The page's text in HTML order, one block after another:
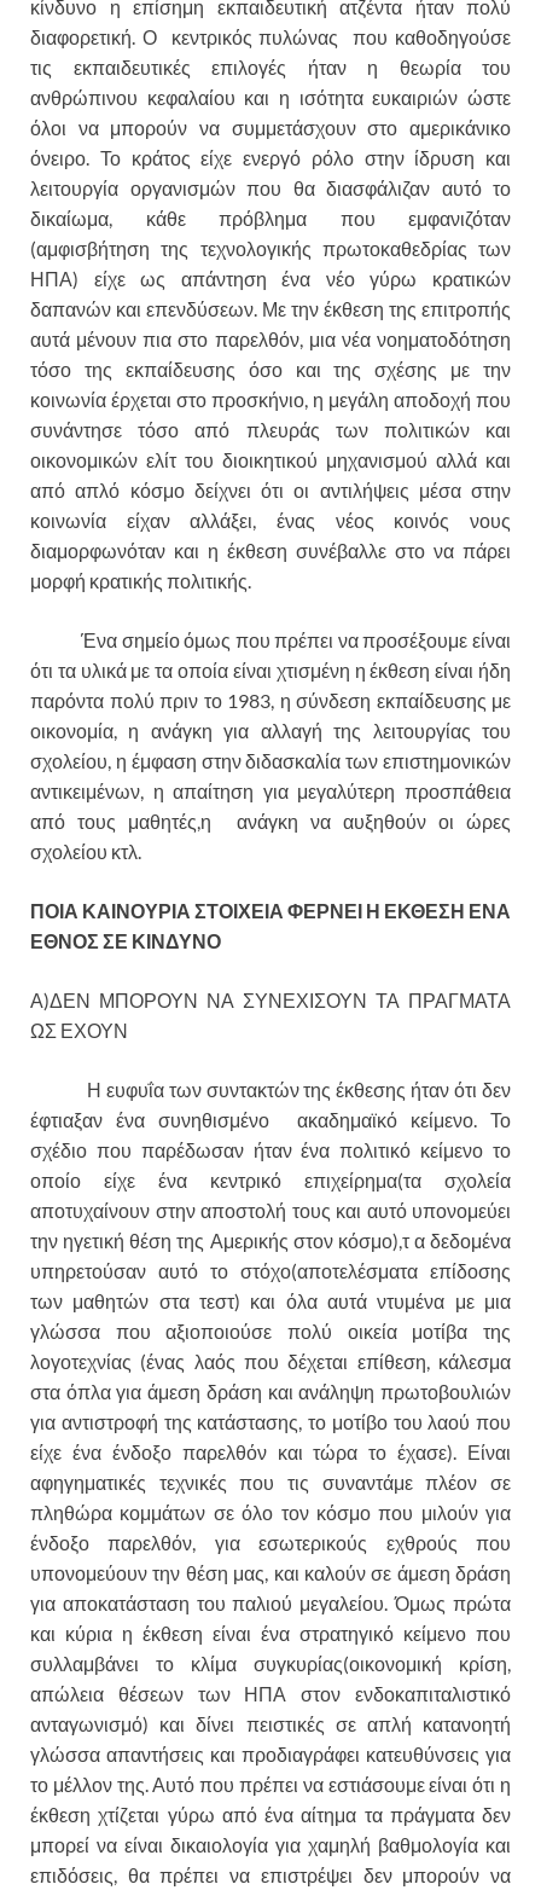
κίνδυνο η επίσημη εκπαιδευτική ατζέντα ήταν πολύ
διαφορετική. Ο κεντρικός πυλώνας που καθοδηγούσε
τις εκπαιδευτικές επιλογές ήταν η θεωρία του
ανθρώπινου κεφαλαίου και η ισότητα ευκαιριών ώστε
όλοι να μπορούν να συμμετάσχουν στο αμερικάνικο
όνειρο. Το κράτος είχε ενεργό ρόλο στην ίδρυση και
λειτουργία οργανισμών που θα διασφάλιζαν αυτό το
δικαίωμα, κάθε πρόβλημα που εμφανιζόταν
(αμφισβήτηση της τεχνολογικής πρωτοκαθεδρίας των
ΗΠΑ) είχε ως απάντηση ένα νέο γύρω κρατικών
δαπανών και επενδύσεων. Με την έκθεση της επιτροπής
αυτά μένουν πια στο παρελθόν, μια νέα νοηματοδότηση
τόσο της εκπαίδευσης όσο και της σχέσης με την
κοινωνία έρχεται στο προσκήνιο, η μεγάλη αποδοχή που
συνάντησε τόσο από πλευράς των πολιτικών και
οικονομικών ελίτ του διοικητικού μηχανισμού αλλά και
από απλό κόσμο δείχνει ότι οι αντιλήψεις μέσα στην
κοινωνία είχαν αλλάξει, ένας νέος κοινός νους
διαμορφωνόταν και η έκθεση συνέβαλλε στο να πάρει
μορφή κρατικής πολιτικής.
Ένα σημείο όμως που πρέπει να προσέξουμε είναι
ότι τα υλικά με τα οποία είναι χτισμένη η έκθεση είναι ήδη
παρόντα πολύ πριν το 1983, η σύνδεση εκπαίδευσης με
οικονομία, η ανάγκη για αλλαγή της λειτουργίας του
σχολείου, η έμφαση στην διδασκαλία των επιστημονικών
αντικειμένων, η απαίτηση για μεγαλύτερη προσπάθεια
από τους μαθητές,η ανάγκη να αυξηθούν οι ώρες
σχολείου κτλ.
ΠΟΙΑ ΚΑΙΝΟΥΡΙΑ ΣΤΟΙΧΕΙΑ ΦΕΡΝΕΙ Η ΕΚΘΕΣΗ ΕΝΑ
ΕΘΝΟΣ ΣΕ ΚΙΝΔΥΝΟ
Α)ΔΕΝ ΜΠΟΡΟΥΝ ΝΑ ΣΥΝΕΧΙΣΟΥΝ ΤΑ ΠΡΑΓΜΑΤΑ
ΩΣ ΕΧΟΥΝ
Η ευφυΐα των συντακτών της έκθεσης ήταν ότι δεν
έφτιαξαν ένα συνηθισμένο ακαδημαϊκό κείμενο. Το
σχέδιο που παρέδωσαν ήταν ένα πολιτικό κείμενο το
οποίο είχε ένα κεντρικό επιχείρημα(τα σχολεία
αποτυχαίνουν στην αποστολή τους και αυτό υπονομεύει
την ηγετική θέση της Αμερικής στον κόσμο),τ α δεδομένα
υπηρετούσαν αυτό το στόχο(αποτελέσματα επίδοσης
των μαθητών στα τεστ) και όλα αυτά ντυμένα με μια
γλώσσα που αξιοποιούσε πολύ οικεία μοτίβα της
λογοτεχνίας (ένας λαός που δέχεται επίθεση, κάλεσμα
στα όπλα για άμεση δράση και ανάληψη πρωτοβουλιών
για αντιστροφή της κατάστασης, το μοτίβο του λαού που
είχε ένα ένδοξο παρελθόν και τώρα το έχασε). Είναι
αφηγηματικές τεχνικές που τις συναντάμε πλέον σε
πληθώρα κομμάτων σε όλο τον κόσμο που μιλούν για
ένδοξο παρελθόν, για εσωτερικούς εχθρούς που
υπονομεύουν την θέση μας, και καλούν σε άμεση δράση
για αποκατάσταση του παλιού μεγαλείου. Όμως πρώτα
και κύρια η έκθεση είναι ένα στρατηγικό κείμενο που
συλλαμβάνει το κλίμα συγκυρίας(οικονομική κρίση,
απώλεια θέσεων των ΗΠΑ στον ενδοκαπιταλιστικό
ανταγωνισμό) και δίνει πειστικές σε απλή κατανοητή
γλώσσα απαντήσεις και προδιαγράφει κατευθύνσεις για
το μέλλον της. Αυτό που πρέπει να εστιάσουμε είναι ότι η
έκθεση χτίζεται γύρω από ένα αίτημα τα πράγματα δεν
μπορεί να είναι δικαιολογία για χαμηλή βαθμολογία και
επιδόσεις, θα πρέπει να επιστρέψει δεν μπορούν να